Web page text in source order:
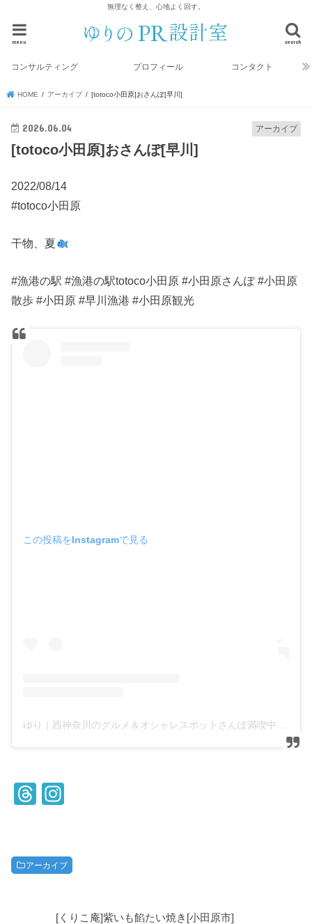
無理なく整え、心地よく回す。
search
menu
コンサルティング プロフィール コンタクト
HOME アーカイブ [totoco小田原]おさんぽ[早川]
アーカイブ
2026.06.04
[totoco小田原]おさんぽ[早川]
2022/08/14
#totoco小田原
干物、夏
#漁港の駅 #漁港の駅totoco小田原 #小田原さんぽ #小田原
散歩 #小田原 #早川漁港 #小田原観光
この投稿をInstagramで見る
T
a
gr
アーカイブ
[くりこ庵]紫いも餡たい焼き[小田原市]